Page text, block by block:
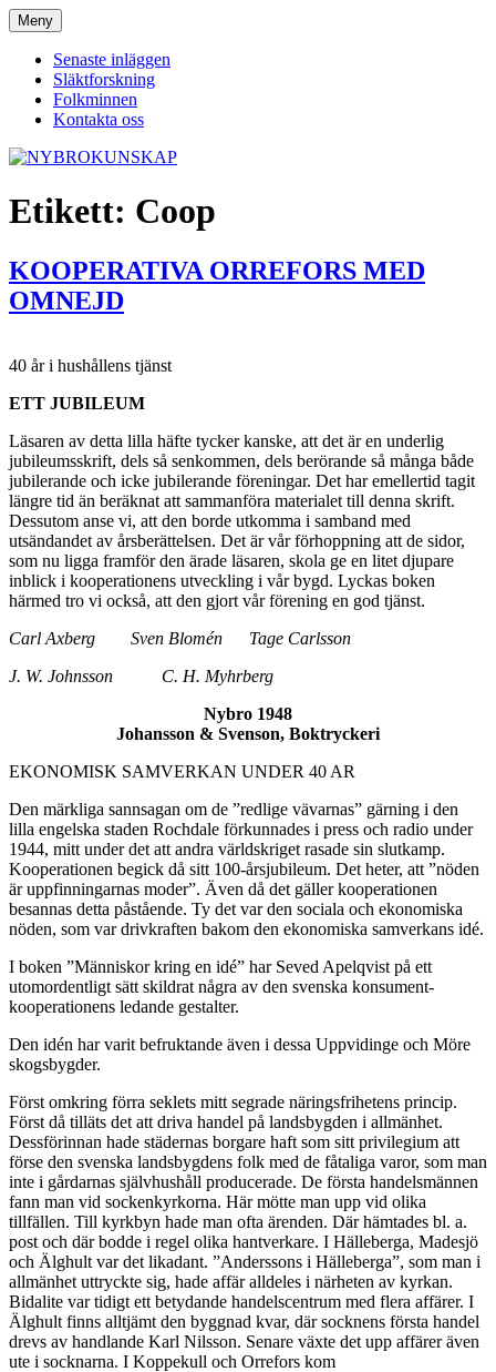
Hoppa
till
innehåll
NYBROKUNSKAP
Meny
Senaste inläggen
Släktforskning
Folkminnen
Kontakta oss
Etikett: Coop
KOOPERATIVA ORREFORS MED
OMNEJD
40 år i hushållens tjänst
ETT JUBILEUM
Läsaren av detta lilla häfte tycker kanske, att det är en underlig
jubileumsskrift, dels så senkommen, dels berörande så många både
jubilerande och icke jubilerande föreningar. Det har emellertid tagit
längre tid än beräknat att sammanföra materialet till denna skrift.
Dessutom anse vi, att den borde utkomma i samband med
utsändandet av årsberättelsen. Det är vår förhoppning att de sidor,
som nu ligga framför den ärade läsaren, skola ge en litet djupare
inblick i kooperationens utveckling i vår bygd. Lyckas boken
härmed tro vi också, att den gjort vår förening en god tjänst.
Carl Axberg Sven Blomén Tage Carlsson
J. W. Johnsson C. H. Myhrberg
Nybro 1948
Johansson & Svenson, Boktryckeri
EKONOMISK SAMVERKAN UNDER 40 AR
Den märkliga sannsagan om de ”redlige vävarnas” gärning i den
lilla engelska staden Rochdale förkunnades i press och radio under
1944, mitt under det att andra världskriget rasade sin slutkamp.
Kooperationen begick då sitt 100-årsjubileum. Det heter, att ”nöden
är uppfinningarnas moder”. Även då det gäller kooperationen
besannas detta påstående. Ty det var den sociala och ekonomiska
nöden, som var drivkraften bakom den ekonomiska samverkans idé.
I boken ”Människor kring en idé” har Seved Apelqvist på ett
utomordentligt sätt skildrat några av den svenska konsument-
kooperationens ledande gestalter.
Den idén har varit befruktande även i dessa Uppvidinge och Möre
skogsbygder.
Först omkring förra seklets mitt segrade näringsfrihetens princip.
Först då tilläts det att driva handel på landsbygden i allmänhet.
Dessförinnan hade städernas borgare haft som sitt privilegium att
förse den svenska landsbygdens folk med de fåtaliga varor, som man
inte i gårdarnas självhushåll produ­cerade. De första handelsmännen
fann man vid sockenkyrkor­na. Här mötte man upp vid olika
tillfällen. Till kyrkbyn hade man ofta ärenden. Där hämtades bl. a.
post och där bodde i regel olika hantverkare. I Hälleberga, Madesjö
och Älghult var det likadant. ”Anderssons i Hälleberga”, som man i
allmänhet uttryckte sig, hade affär alldeles i närheten av kyrkan.
Bidalite var tidigt ett betydande handelscentrum med flera affärer. I
Älghult finns alltjämt den byggnad kvar, där socknens första handel
drevs av handlande Karl Nilsson. Senare växte det upp affärer även
ute i socknarna. I Koppekull och Orrefors kom